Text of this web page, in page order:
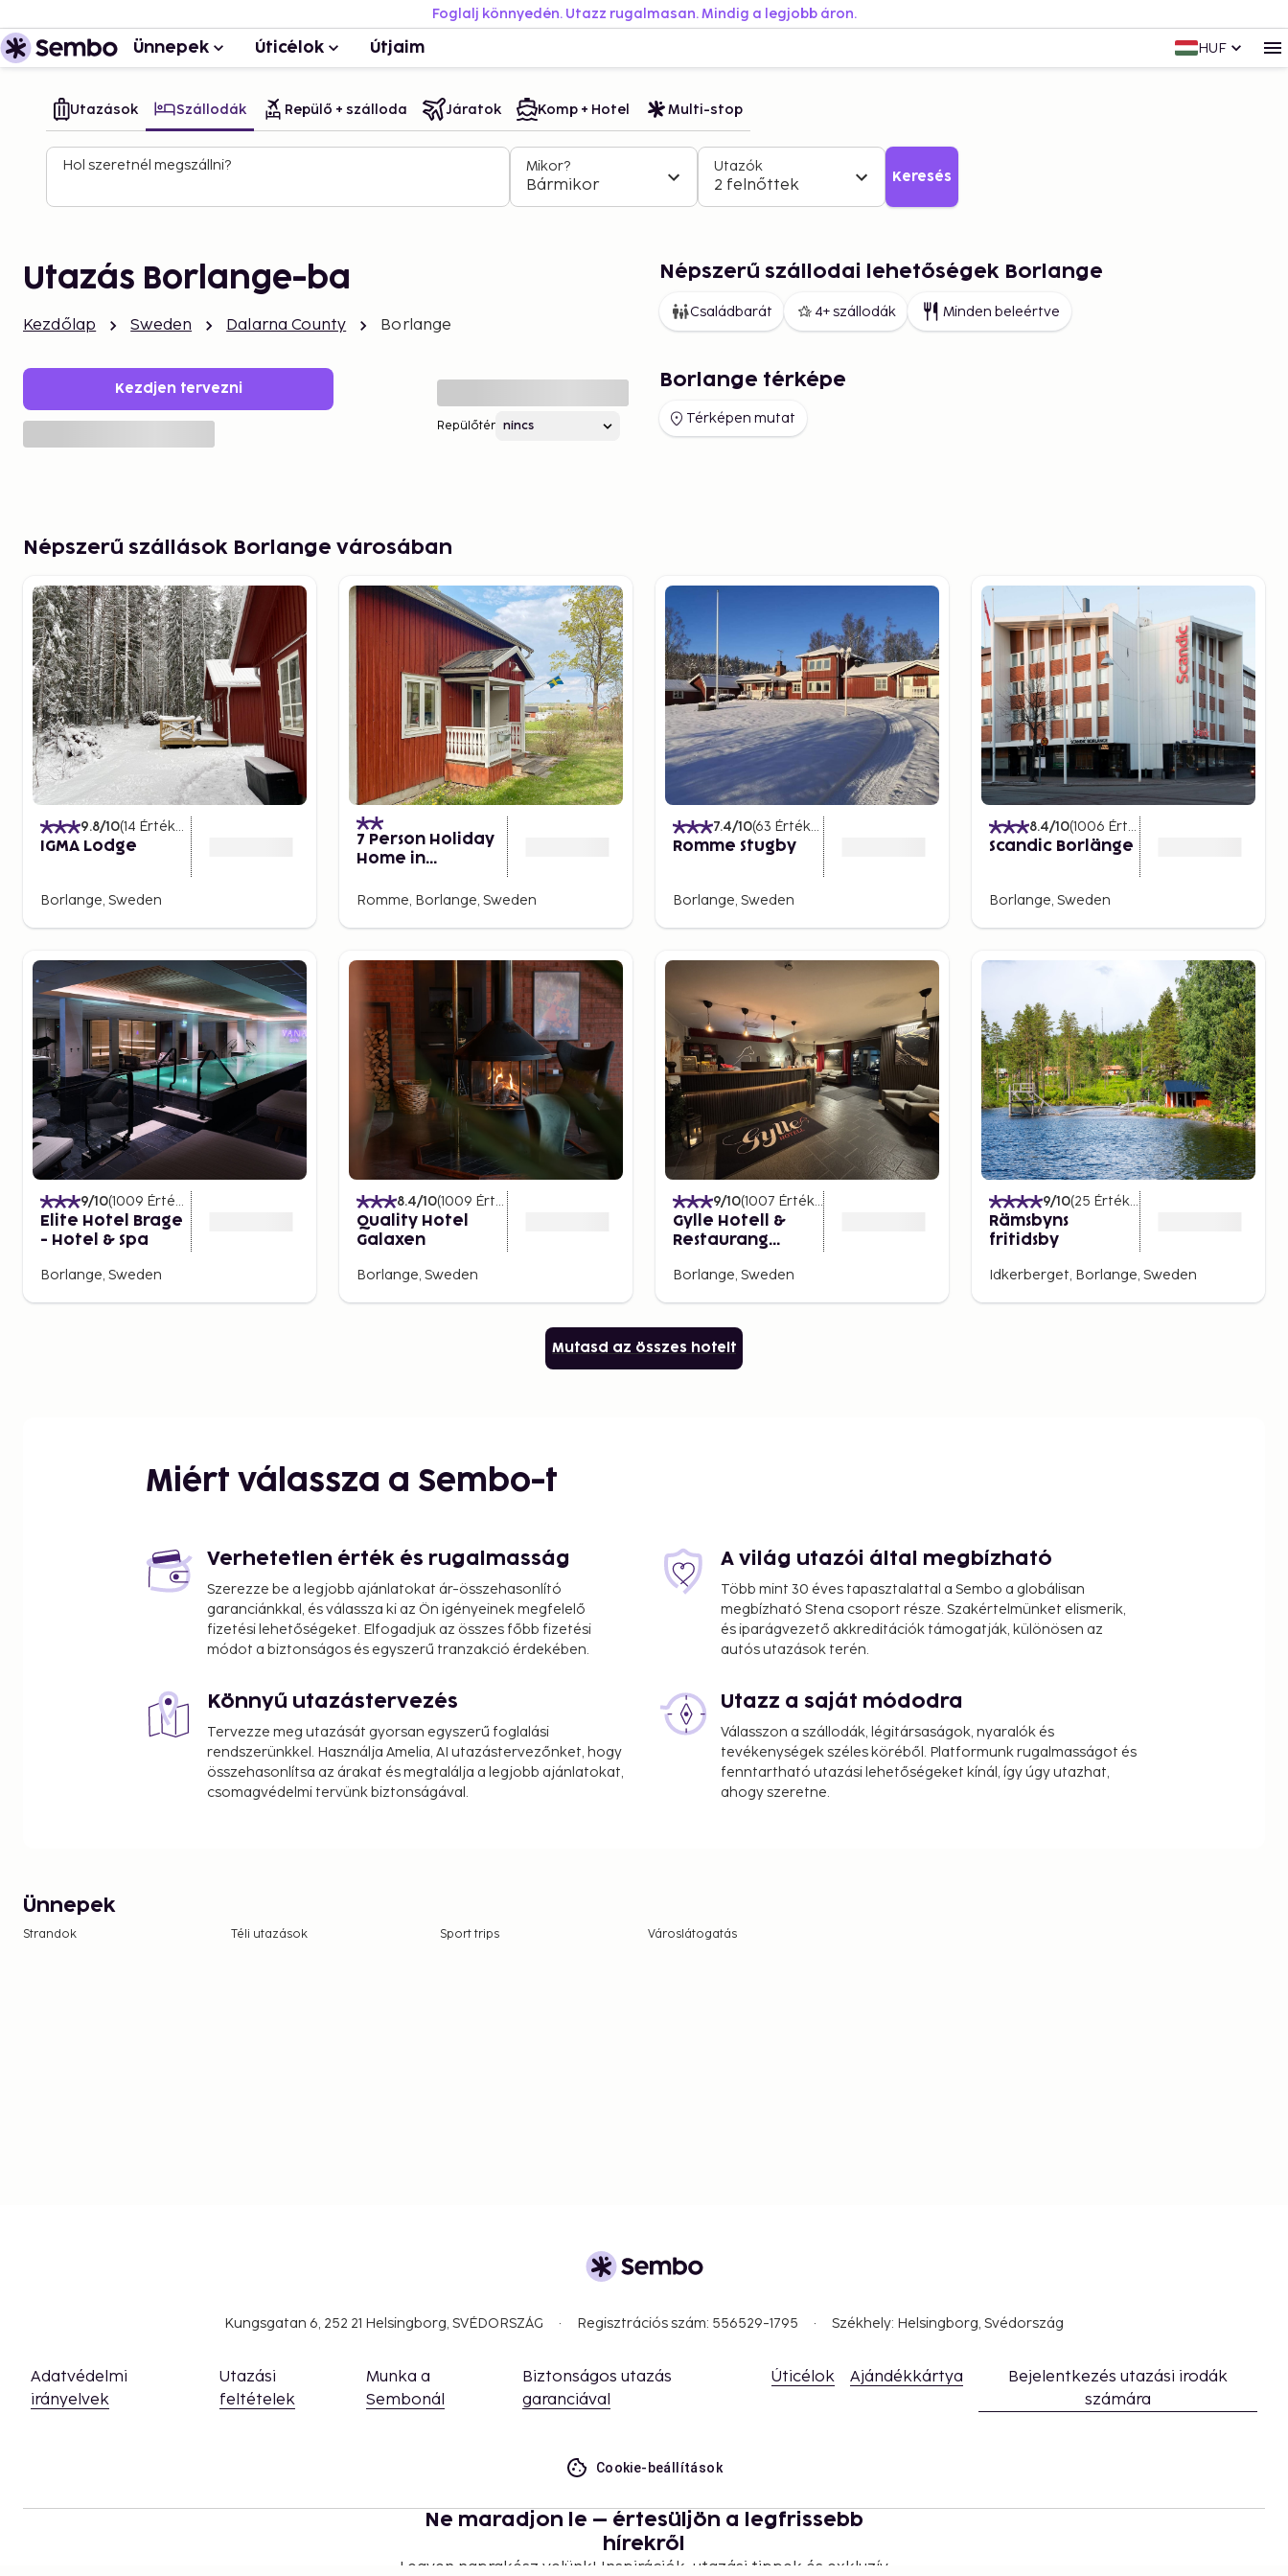
Foglalj könnyedén. Utazz rugalmasan. Mindig a legjobb áron.
Ünnepek Úticélok Útjaim HUF
Utazások Szállodák Repülő + szálloda Járatok Komp + Hotel Multi-stop
Hol szeretnél megszállni? Mikor?
Bármikor
Utazók
2 felnőttek Keresés
Utazás Borlange-ba
Kezdőlap Sweden Dalarna County Borlange
Kezdjen tervezni
Repülőtér
Népszerű szállodai lehetőségek Borlange
Családbarát 4+ szállodák Minden beleértve
Borlange térképe
Térképen mutat
Népszerű szállások Borlange városában
9.8/10(14 Értékelések
IGMA Lodge
Borlange, Sweden
7 Person Holiday
Home in
Traum
Romme, Borlange, Sweden
7.4/10(63 Értékelések
Romme Stugby
Borlange, Sweden
8.4/10(1006 Értékelések
Scandic Borlänge
Borlange, Sweden
9/10(1009 Értékelések
Elite Hotel Brage
- Hotel & Spa
Borlange, Sweden
8.4/10(1009 Értékelések
Quality Hotel
Galaxen
Borlange, Sweden
9/10(1007 Értékelések
Gylle Hotell &
Restaurang
Borlange, Sweden
9/10(25 Értékelések
Rämsbyns
fritidsby
Idkerberget, Borlange, Sweden
Mutasd az összes hotelt
Miért válassza a Sembo-t
Verhetetlen érték és rugalmasság
Szerezze be a legjobb ajánlatokat ár-összehasonlító
garanciánkkal, és válassza ki az Ön igényeinek megfelelő
fizetési lehetőségeket. Elfogadjuk az összes főbb fizetési
módot a biztonságos és egyszerű tranzakció érdekében.
A világ utazói által megbízható
Több mint 30 éves tapasztalattal a Sembo a globálisan
megbízható Stena csoport része. Szakértelmünket elismerik,
és iparágvezető akkreditációk támogatják, különösen az
autós utazások terén.
Könnyű utazástervezés
Tervezze meg utazását gyorsan egyszerű foglalási
rendszerünkkel. Használja Amelia, AI utazástervezőnket, hogy
összehasonlítsa az árakat és megtalálja a legjobb ajánlatokat,
csomagvédelmi tervünk biztonságával.
Utazz a saját módodra
Válasszon a szállodák, légitársaságok, nyaralók és
tevékenységek széles köréből. Platformunk rugalmasságot és
fenntartható utazási lehetőségeket kínál, így úgy utazhat,
ahogy szeretne.
Ünnepek
Strandok Téli utazások Sport trips Városlátogatás
Kungsgatan 6, 252 21 Helsingborg, SVÉDORSZÁG Regisztrációs szám: 556529-1795 Székhely: Helsingborg, Svédország
Adatvédelmi
irányelvek
Utazási
feltételek
Munka a
Sembonál
Biztonságos utazás
garanciával
Úticélok Ajándékkártya
Bejelentkezés utazási irodák
számára
Cookie-beállítások
Ne maradjon le – értesüljön a legfrissebb
hírekről
Legyen naprakész velünk! Inspirációk, utazási tippek és exkluzív